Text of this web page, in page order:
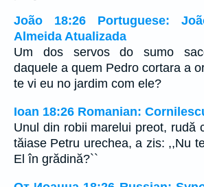
João 18:26 Portuguese:
Almeida Atualizada
Um dos servos do sumo
daquele a quem Pedro cortara a
te vi eu no jardim com ele?
Ioan 18:26 Romanian:
Unul din robii marelui preot, rudă
tăiase Petru urechea, a zis: ,,Nu
El în grădină?``